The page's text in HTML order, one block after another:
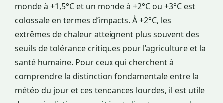
monde à +1,5°C et un monde à +2°C ou +3°C est
colossale en termes d’impacts. À +2°C, les
extrêmes de chaleur atteignent plus souvent des
seuils de tolérance critiques pour l’agriculture et la
santé humaine. Pour ceux qui cherchent à
comprendre la distinction fondamentale entre la
météo du jour et ces tendances lourdes, il est utile